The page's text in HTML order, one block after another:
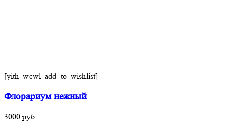
[yith_wcwl_add_to_wishlist]
Флорариум нежный
3000 руб.